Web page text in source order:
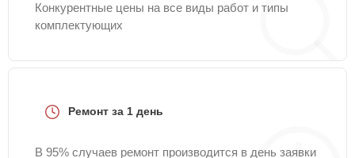
Конкурентные цены на все виды работ и типы
комплектующих
Ремонт за 1 день
В 95% случаев ремонт производится в день заявки